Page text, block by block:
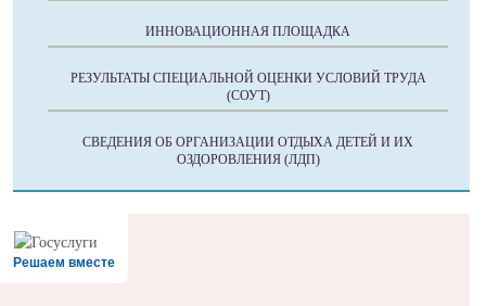
ИННОВАЦИОННАЯ ПЛОЩАДКА
РЕЗУЛЬТАТЫ СПЕЦИАЛЬНОЙ ОЦЕНКИ УСЛОВИЙ ТРУДА
(СОУТ)
СВЕДЕНИЯ ОБ ОРГАНИЗАЦИИ ОТДЫХА ДЕТЕЙ И ИХ
ОЗДОРОВЛЕНИЯ (ЛДП)
Решаем вместе